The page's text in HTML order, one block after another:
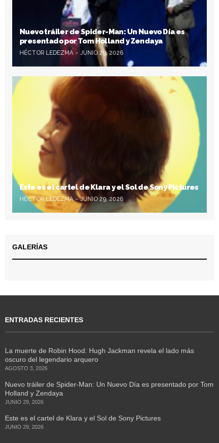
Nuevo tráiler de Spider-Man: Un Nuevo Día es
presentado por Tom Holland y Zendaya
HÉCTOR LEDEZMA JUNIO 29, 2026
Este es el cartel de Klara y el Sol de Sony Pictures
HÉCTOR LEDEZMA JUNIO 29, 2026
GALERÍAS
ENTRADAS RECIENTES
La muerte de Robin Hood: Hugh Jackman revela el lado más
oscuro del legendario arquero
AGOSTO 3, 2026
Nuevo tráiler de Spider-Man: Un Nuevo Día es presentado por Tom
Holland y Zendaya
JUNIO 29, 2026
Este es el cartel de Klara y el Sol de Sony Pictures
JUNIO 29, 2026